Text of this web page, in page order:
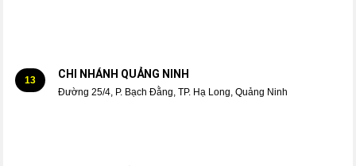
13 CHI NHÁNH QUẢNG NINH
Đường 25/4, P. Bạch Đằng, TP. Hạ Long, Quảng Ninh